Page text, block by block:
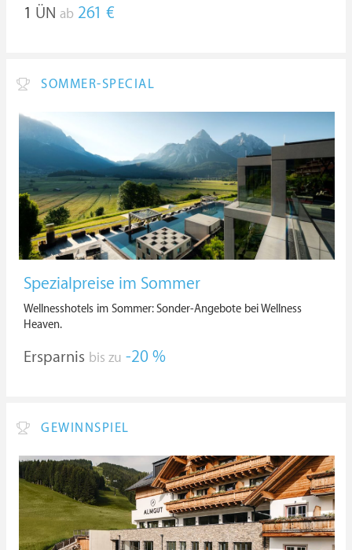
1 ÜN ab 261 €
SOMMER-SPECIAL
Spezialpreise im Sommer
Wellnesshotels im Sommer: Sonder-Angebote bei Wellness
Heaven.
Ersparnis bis zu -20 %
GEWINNSPIEL